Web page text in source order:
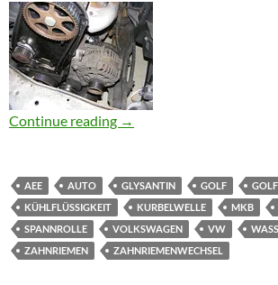
Continue reading Zahnriemenwechsel am
→
AEE AUTO GLYSANTIN GOLF
KÜHLFLÜSSIGKEIT
KURBELWELLE MKB
SPANNROLLE
VOLKSWAGEN VW
ZAHNRIEMEN
ZAHNRIEMENWECHSEL